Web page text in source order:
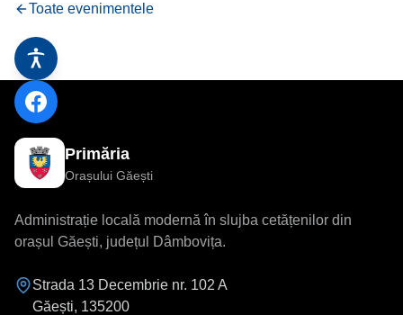
Toate evenimentele
Primăria
Orașului Găești
Administrație locală modernă în slujba cetățenilor din
orașul Găești, județul Dâmbovița.
Strada 13 Decembrie nr. 102 A
Găești, 135200